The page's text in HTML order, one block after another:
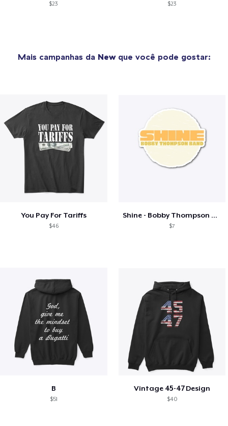
$23 $23
Mais campanhas da Newque você pode gostar:
You Pay For Tariffs
$46
Shine - Bobby Thompson Band Merch
$7
B
$51
Vintage 45-47 Design
$40